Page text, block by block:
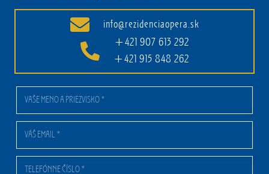
info@rezidenciaopera.sk
+421 907 613 292
+421 915 848 262